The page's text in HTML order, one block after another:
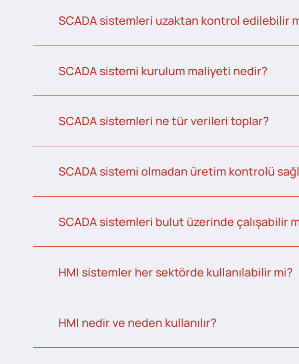
SCADA sistemleri uzaktan kontrol edilebilir
SCADA sistemi kurulum maliyeti nedir?
SCADA sistemleri ne tür verileri toplar?
SCADA sistemi olmadan üretim kontrolü
SCADA sistemleri bulut üzerinde çalışabilir
HMI sistemler her sektörde kullanılabilir mi?
HMI nedir ve neden kullanılır?